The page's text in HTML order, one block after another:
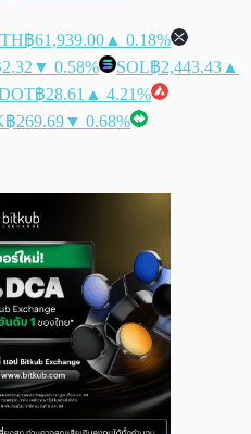
฿61,939.00 ▲ 0.18%
▼ 0.58% SOL฿2,443.43 ▲
฿28.61 ▲ 4.21%
฿269.69▼ 0.68%